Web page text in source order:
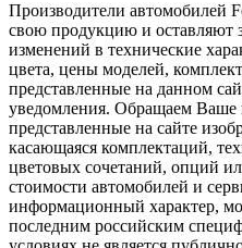
Производители автомобилей
свою продукцию и оставляют
изменений в технические
цвета, цены моделей,
представленные на данном
уведомления. Обращаем Ваше
представленные на сайте
касающаяся комплектаций,
цветовых сочетаний, опций
стоимости автомобилей и
информационный характер,
последним российским